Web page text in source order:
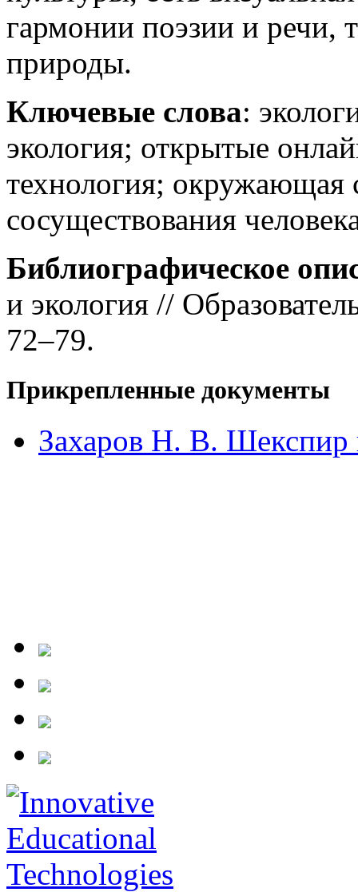
гармонии поэзии и речи,
природы.
Ключевые слова:
экология; открытые
технология; окружающая
сосуществования
Библиографическое
и экология //
72–79.
Прикрепленные документы
Захаров Н. В. Шекспир